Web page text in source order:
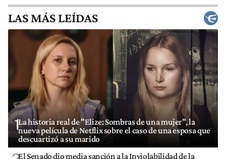
LAS MÁS LEÍDAS
1La historia real de "Elize: Sombras de una mujer", la
nueva película de Netflix sobre el caso de una esposa que
descuartizó a su marido
El Senado dio media sanción a la Inviolabilidad de la